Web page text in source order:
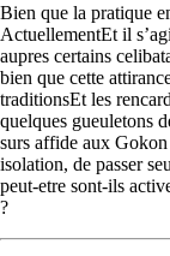
Bien que la pratique
ActuellementEt il
aupres certains
bien que cette
traditionsEt les
quelques gueuletons
surs affide aux
isolation, de passer
peut-etre sont-ils
?